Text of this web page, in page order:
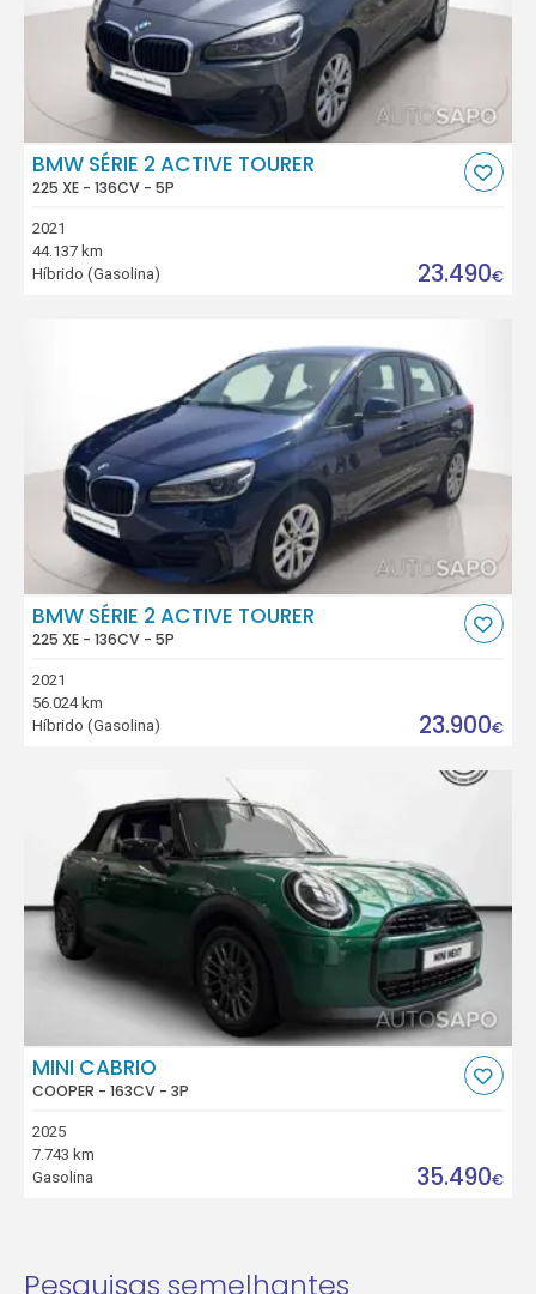
BMW SÉRIE 2 ACTIVE TOURER
225 XE - 136CV - 5P
2021
44.137 km
Híbrido (Gasolina)
23.490€
BMW SÉRIE 2 ACTIVE TOURER
225 XE - 136CV - 5P
2021
56.024 km
Híbrido (Gasolina)
23.900€
MINI CABRIO
COOPER - 163CV - 3P
2025
7.743 km
Gasolina
35.490€
Pesquisas semelhantes